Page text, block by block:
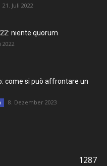
21. Juli 2022
niente quorum
2022
come si può affrontare un
8. Dezember 2023
1287